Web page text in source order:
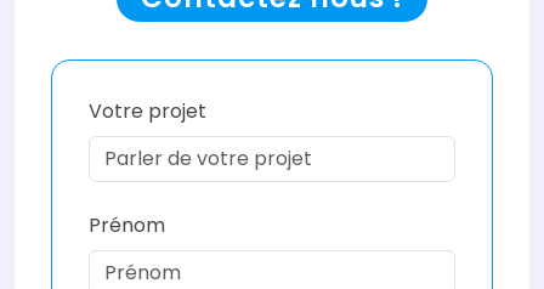
Votre projet
Prénom